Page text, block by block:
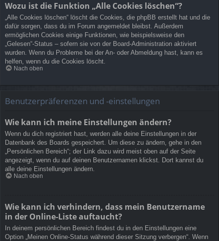
Wozu ist die Funktion „Alle Cookies löschen“?
„Alle Cookies löschen“ löscht die Cookies, die phpBB erstellt hat und die
dafür sorgen, dass du im Forum angemeldet bleibst. Außerdem
ermöglichen Cookies einige Funktionen, wie beispielsweise den
„Gelesen“-Status – sofern sie von der Board-Administration aktiviert
wurden. Wenn du Probleme bei der An- oder Abmeldung hast, kann es
helfen, wenn du die Cookies löscht.
Nach oben
Benutzerpräferenzen und -einstellungen
Wie kann ich meine Einstellungen ändern?
Wenn du dich registriert hast, werden alle deine Einstellungen in der
Datenbank des Boards gespeichert. Um diese zu ändern, gehe in den
„Persönlichen Bereich“; der Link dazu wird meist oben auf der Seite
angezeigt, wenn du auf deinen Benutzernamen klickst. Dort kannst du
alle deine Einstellungen ändern.
Nach oben
Wie kann ich verhindern, dass mein Benutzername
in der Online-Liste auftaucht?
In deinem persönlichen Bereich findest du in den Einstellungen eine
Option „Meinen Online-Status während dieser Sitzung verbergen“. Wenn